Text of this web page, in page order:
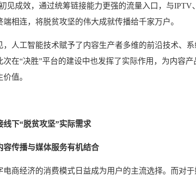
见成效，通过统筹链接能力更强的流量入口，与IPTV
端相连，将脱贫攻坚的伟大成就传播给千家万户。
，人工智能技术赋予了内容生产者多维的前沿技术、
次在“决胜”平台的建设中也发挥了实际作用，为内容
值。
线下“脱贫攻坚”实际需求
容传播与媒体服务有机结合
电商经济的消费模式日益成为用户的主流选择。而对